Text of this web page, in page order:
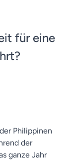
für eine
Philippinen
der
ganze Jahr